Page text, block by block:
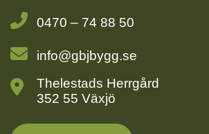
0470 – 74 88 50
info@gbjbygg.se
Thelestads Herrgård
352 55 Växjö